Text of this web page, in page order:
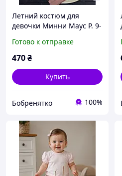
Летний костюм для
девочки Минни Маус Р. 9-
Готово к отправке
470₴
Купить
Бобренятко 100%